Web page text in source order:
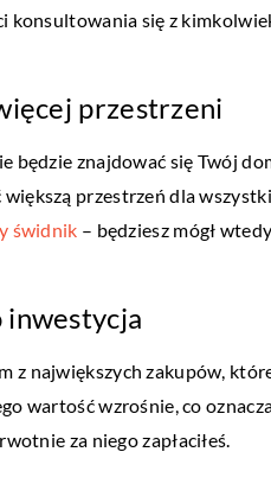
konsultowania się z
przestrzeni
będzie znajdować się Twój
większą przestrzeń dla
świdnik – będziesz mógł
inwestycja
z największych zakupów,
wartość wzrośnie, co
za niego zapłaciłeś.
HOBBY/RELAKS I
Jakie gogle ubrać na
W kontekście sportów
znaczenie ma dobranie
Chodzi nie tylko o główne